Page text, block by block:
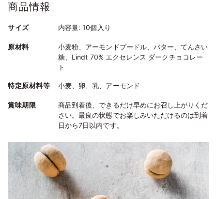
商品情報
サイズ 内容量: 10個入り
原材料
小麦粉、アーモンドプードル、バター、てんさい
糖、Lindt 70% エクセレンス ダークチョコレー
ト
特定原材料等 小麦、卵、乳、アーモンド
賞味期限
商品到着後、できるだけ早めにお召し上がりくだ
さい。最良の状態でお楽しみいただけるのは到着
日から7日以内です。